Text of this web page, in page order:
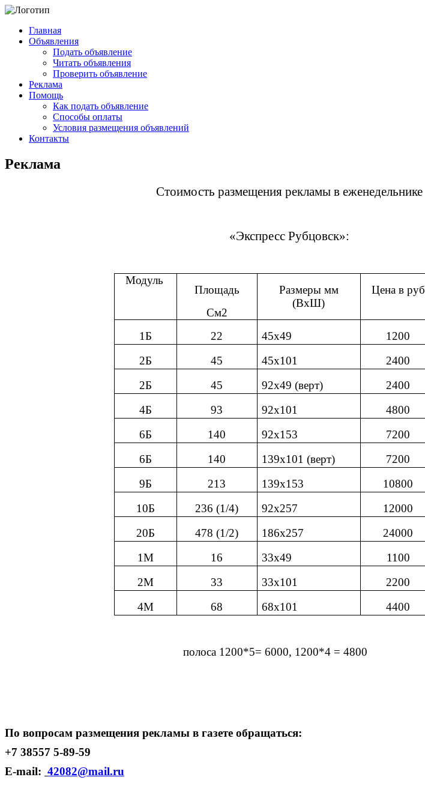
Главная
Объявления
Подать объявление
Читать объявления
Проверить объявление
Реклама
Помощь
Как подать объявление
Способы оплаты
Условия размещения объявлений
Контакты
Реклама
Стоимость размещения рекламы в еженедельнике
«Экспресс Рубцовск»:
Модуль
Площадь
См2
Размеры мм
(ВхШ)
Цена в руб
1Б 22 45х49
1200
2Б
45 45х101
2400
2Б
45 92х49 (верт)
2400
4Б
93 92х101
4800
6Б
140 92х153
7200
6Б
140 139х101 (верт)
7200
9Б
213 139х153
10800
10Б
236 (1/4) 92х257
12000
20Б
478 (1/2) 186х257
24000
1М
16 33х49
1100
2М
33 33х101
2200
4М
68 68х101 4400
полоса 1200*5= 6000, 1200*4 = 4800
По вопросам размещения рекламы в газете обращаться:
+7 38557 5-89-59
E-mail: 42082@mail.ru